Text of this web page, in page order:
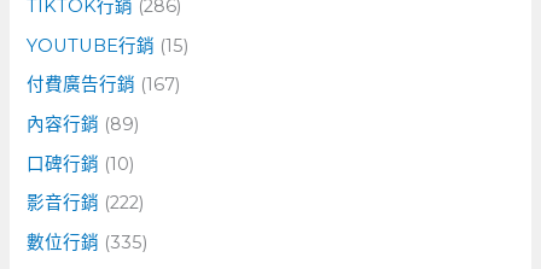
TIKTOK行銷 (286)
YOUTUBE行銷 (15)
付費廣告行銷 (167)
內容行銷 (89)
口碑行銷 (10)
影音行銷 (222)
數位行銷 (335)